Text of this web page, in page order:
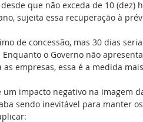
que não exceda de 10
sujeita essa recuperação à
de concessão, mas 30 dias
o Governo não
as empresas, essa é a medida
um impacto negativo na imagem
sendo inevitável para manter